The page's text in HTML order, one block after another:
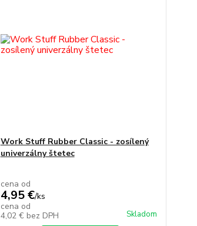
Work Stuff Rubber Classic - zosílený
univerzálny štetec
cena od
4,95 €/ks
cena od
4,02 € bez DPH Skladom